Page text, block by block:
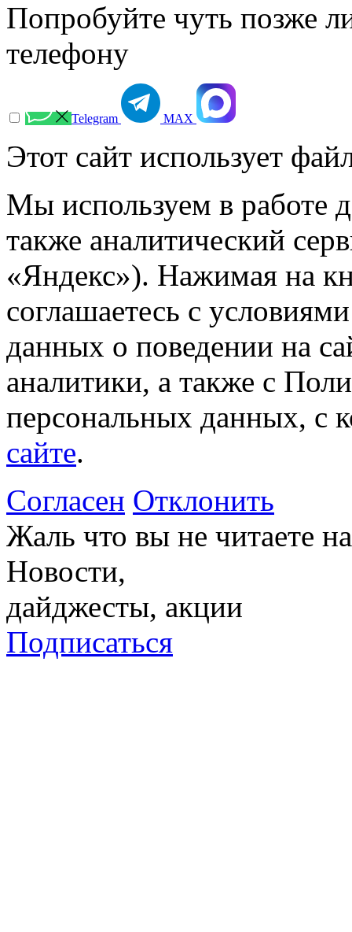
Попробуйте чуть позже
телефону
Telegram МАХ
Этот сайт использует
Мы используем в работе
также аналитический
«Яндекс»). Нажимая на
соглашаетесь с
данных о поведении на
аналитики, а также с
персональных данных, с
сайте.
Согласен Отклонить
Жаль что вы не читаете
Новости,
дайджесты, акции
Подписаться